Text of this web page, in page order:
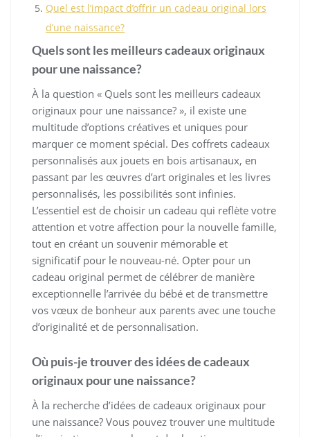
Quel est l’impact d’offrir un cadeau original lors
d’une naissance?
Quels sont les meilleurs cadeaux originaux
pour une naissance?
À la question « Quels sont les meilleurs cadeaux
originaux pour une naissance? », il existe une
multitude d’options créatives et uniques pour
marquer ce moment spécial. Des coffrets cadeaux
personnalisés aux jouets en bois artisanaux, en
passant par les œuvres d’art originales et les livres
personnalisés, les possibilités sont infinies.
L’essentiel est de choisir un cadeau qui reflète votre
attention et votre affection pour la nouvelle famille,
tout en créant un souvenir mémorable et
significatif pour le nouveau-né. Opter pour un
cadeau original permet de célébrer de manière
exceptionnelle l’arrivée du bébé et de transmettre
vos vœux de bonheur aux parents avec une touche
d’originalité et de personnalisation.
Où puis-je trouver des idées de cadeaux
originaux pour une naissance?
À la recherche d’idées de cadeaux originaux pour
une naissance? Vous pouvez trouver une multitude